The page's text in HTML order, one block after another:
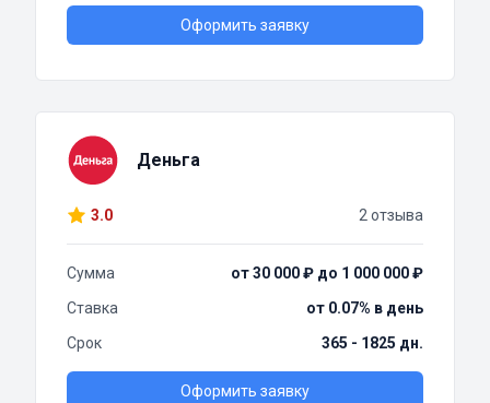
Оформить заявку
Деньга
3.0 2 отзыва
Сумма
от 30 000 ₽ до 1 000 000 ₽
Ставка
от 0.07% в день
Срок
365 - 1825 дн.
Оформить заявку